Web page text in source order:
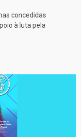
concedidas
à luta pela